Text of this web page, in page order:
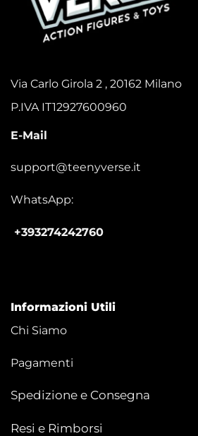
Via Carlo Girola 2 , 20162 Milano
P.IVA IT12927600960
E-Mail
support@teenyverse.it
WhatsApp:
+393274242760
Informazioni Utili
Chi Siamo
Pagamenti
Spedizione e Consegna
Resi e Rimborsi